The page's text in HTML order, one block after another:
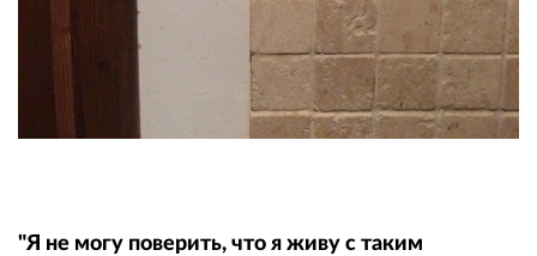
"Я не могу поверить, что я живу с таким